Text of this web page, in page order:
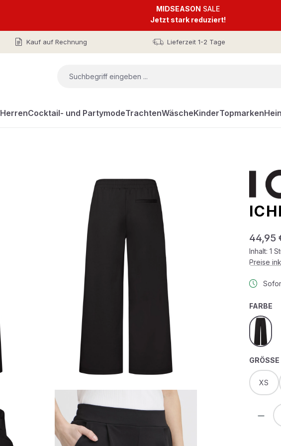
MIDSEASON SALE
Jetzt stark reduziert!
Kauf auf Rechnung Lieferzeit 1-2 Tage
HerrenCocktail- und PartymodeTrachtenWäscheKinderTopmarken
44,95
Inhalt: 1
Preise
FARBE
black
GRÖSSE
XS